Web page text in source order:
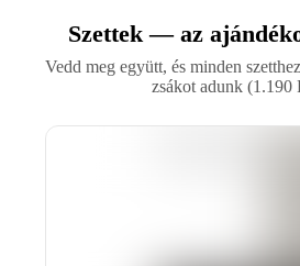
Szettek — az
Vedd meg együtt, és minden
zsákot adunk (1.190